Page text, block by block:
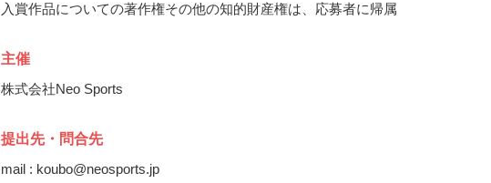
入賞作品についての著作権その他の知的財産権は、応募者に帰属
主催
株式会社Neo Sports
提出先・問合先
mail : koubo@neosports.jp